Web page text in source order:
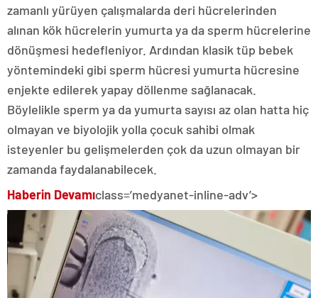
zamanlı yürüyen çalışmalarda deri hücrelerinden
alınan kök hücrelerin yumurta ya da sperm hücrelerine
dönüşmesi hedefleniyor. Ardından klasik tüp bebek
yöntemindeki gibi sperm hücresi yumurta hücresine
enjekte edilerek yapay döllenme sağlanacak.
Böylelikle sperm ya da yumurta sayısı az olan hatta hiç
olmayan ve biyolojik yolla çocuk sahibi olmak
isteyenler bu gelişmelerden çok da uzun olmayan bir
zamanda faydalanabilecek.
Haberin Devamıclass=’medyanet-inline-adv’>